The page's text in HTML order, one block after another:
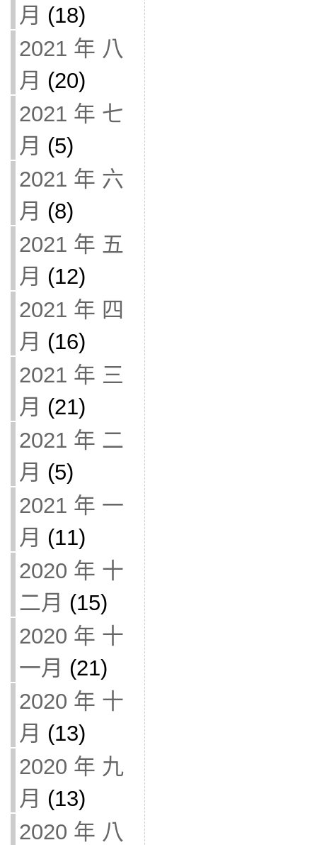
月 (18)
2021 年 八
月 (20)
2021 年 七
月 (5)
2021 年 六
月 (8)
2021 年 五
月 (12)
2021 年 四
月 (16)
2021 年 三
月 (21)
2021 年 二
月 (5)
2021 年 一
月 (11)
2020 年 十
二月 (15)
2020 年 十
一月 (21)
2020 年 十
月 (13)
2020 年 九
月 (13)
2020 年 八